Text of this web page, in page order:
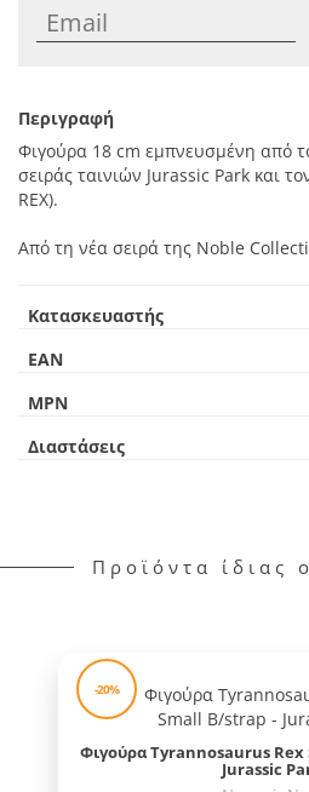
Περιγραφή
Φιγούρα 18 cm εμπνευσμένη από
σειράς ταινιών Jurassic Park και
REX).
Από τη νέα σειρά της Noble
Κατασκευαστής
EAN
MPN
Διαστάσεις
Προϊόντα ίδιας
-20%
Φιγούρα Tyrannosaurus
Jurassic